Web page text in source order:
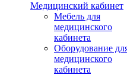
Медицинский кабинет
Мебель для
медицинского
кабинета
Оборудование
медицинского
кабинета